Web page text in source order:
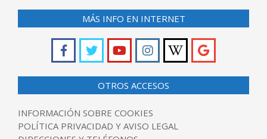
MÁS INFO EN INTERNET
OTROS ACCESOS
INFORMACIÓN SOBRE COOKIES
POLÍTICA PRIVACIDAD Y AVISO LEGAL